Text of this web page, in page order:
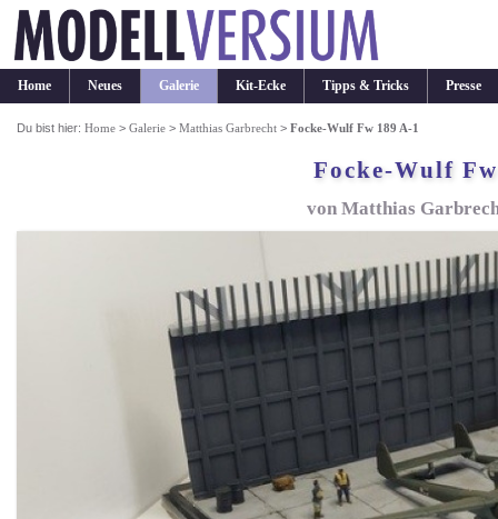
Home Neues Galerie Kit-Ecke Tipps & Tricks Presse
Du bist hier:Home >Galerie >Matthias Garbrecht >Focke-Wulf Fw 189 A-1
Focke-Wulf
von Matthias